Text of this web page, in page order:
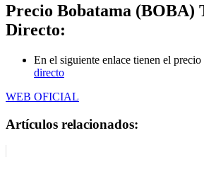
Precio Bobatama (BOBA)
Directo:
En el siguiente enlace tienen el precio
directo
WEB OFICIAL
Artículos relacionados: